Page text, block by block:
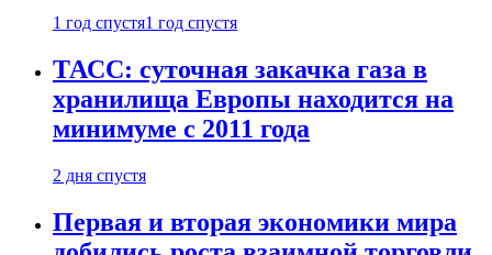
1 год спустя1 год спустя
ТАСС: суточная закачка газа в
хранилища Европы находится на
минимуме с 2011 года
2 дня спустя
Первая и вторая экономики мира